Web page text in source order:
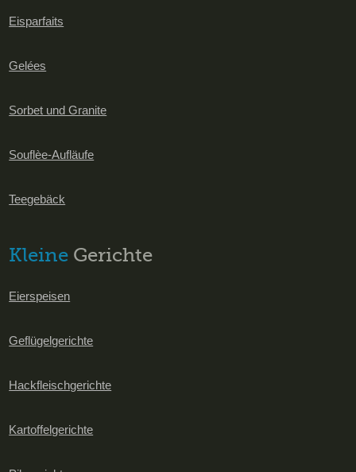
Eisparfaits
Gelées
Sorbet und Granite
Souflèe-Aufläufe
Teegebäck
Kleine Gerichte
Eierspeisen
Geflügelgerichte
Hackfleischgerichte
Kartoffelgerichte